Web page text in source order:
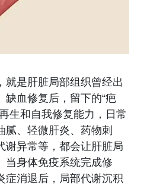
就是肝脏局部组织曾经出
缺血修复后，留下的“疤
生和自我修复能力，日常
腻、轻微肝炎、药物刺
谢异常等，都会让肝脏局
当身体免疫系统完成修
症消退后，局部代谢沉积